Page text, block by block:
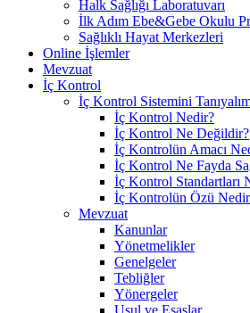
Halk Sağlığı Laboratuvarı
İlk Adım Ebe&Gebe Okulu
Sağlıklı Hayat Merkezleri
Online İşlemler
Mevzuat
İç Kontrol
İç Kontrol Sistemini
İç Kontrol Nedir?
İç Kontrol Ne Değildir?
İç Kontrolün Amacı
İç Kontrol Ne Fayda
İç Kontrol Standartları
İç Kontrolün Özü
Mevzuat
Kanunlar
Yönetmelikler
Genelgeler
Tebliğler
Yönergeler
Usul ve Esaslar